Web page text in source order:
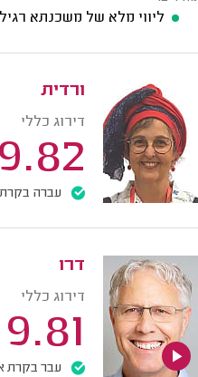
ליווי מלא של משכנתא
ורדית
דירוג כללי
9.82
עברה בקרת
דרו
דירוג כללי
9.81
עבר בקרת